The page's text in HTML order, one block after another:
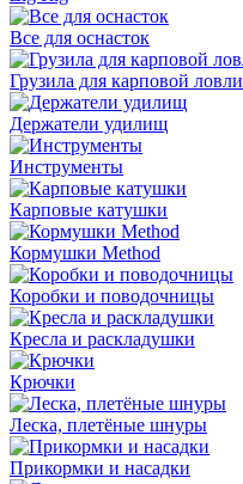
Все для оснасток
Грузила для карповой ловли
Держатели удилищ
Инструменты
Карповые катушки
Кормушки Method
Коробки и поводочницы
Кресла и раскладушки
Крючки
Леска, плетёные шнуры
Прикормки и насадки